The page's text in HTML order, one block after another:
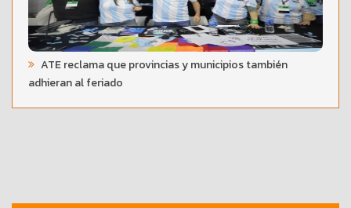
ATE reclama que provincias y municipios también
adhieran al feriado